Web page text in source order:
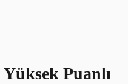
Puanlı